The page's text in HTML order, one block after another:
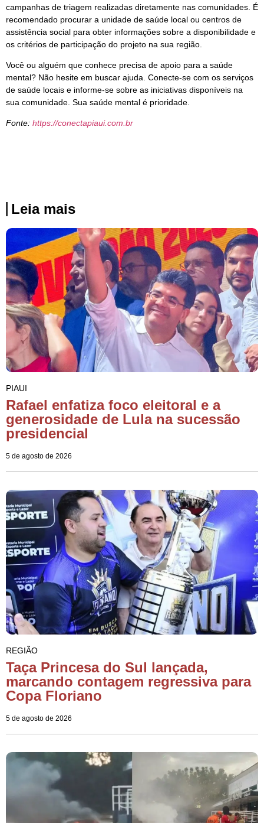
campanhas de triagem realizadas diretamente nas comunidades. É
recomendado procurar a unidade de saúde local ou centros de
assistência social para obter informações sobre a disponibilidade e
os critérios de participação do projeto na sua região.
Você ou alguém que conhece precisa de apoio para a saúde
mental? Não hesite em buscar ajuda. Conecte-se com os serviços
de saúde locais e informe-se sobre as iniciativas disponíveis na
sua comunidade. Sua saúde mental é prioridade.
Fonte: https://conectapiaui.com.br
Leia mais
PIAUI
Rafael enfatiza foco eleitoral e a
generosidade de Lula na sucessão
presidencial
5 de agosto de 2026
REGIÃO
Taça Princesa do Sul lançada,
marcando contagem regressiva para
Copa Floriano
5 de agosto de 2026